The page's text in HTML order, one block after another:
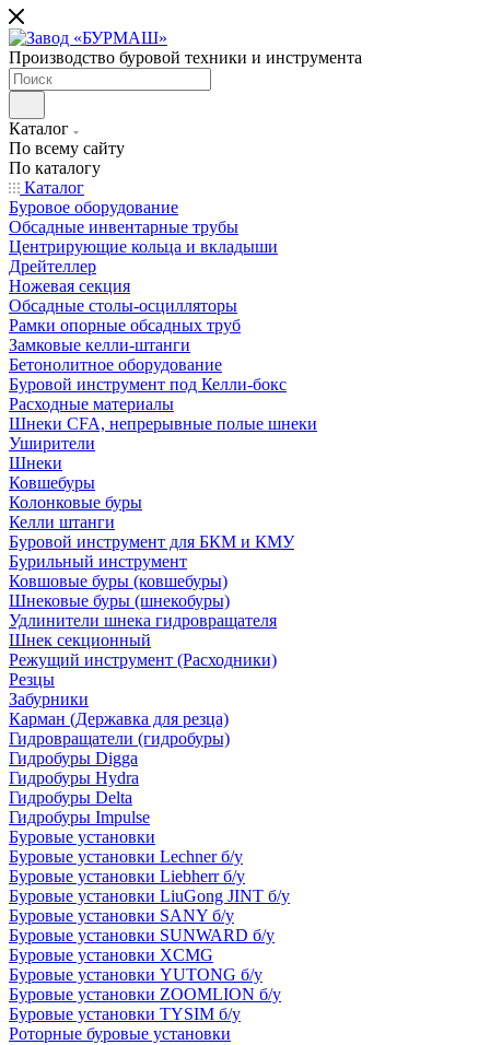
Производство буровой техники и инструмента
Каталог
По всему сайту
По каталогу
Каталог
Буровое оборудование
Обсадные инвентарные трубы
Центрирующие кольца и вкладыши
Дрейтеллер
Ножевая секция
Обсадные столы-осцилляторы
Рамки опорные обсадных труб
Замковые келли-штанги
Бетонолитное оборудование
Буровой инструмент под Келли-бокс
Расходные материалы
Шнеки CFA, непрерывные полые шнеки
Уширители
Шнеки
Ковшебуры
Колонковые буры
Келли штанги
Буровой инструмент для БКМ и КМУ
Бурильный инструмент
Ковшовые буры (ковшебуры)
Шнековые буры (шнекобуры)
Удлинители шнека гидровращателя
Шнек секционный
Режущий инструмент (Расходники)
Резцы
Забурники
Карман (Державка для резца)
Гидровращатели (гидробуры)
Гидробуры Digga
Гидробуры Hydra
Гидробуры Delta
Гидробуры Impulse
Буровые установки
Буровые установки Lechner б/у
Буровые установки Liebherr б/у
Буровые установки LiuGong JINT б/у
Буровые установки SANY б/у
Буровые установки SUNWARD б/у
Буровые установки XCMG
Буровые установки YUTONG б/у
Буровые установки ZOOMLION б/у
Буровые установки TYSIM б/у
Роторные буровые установки